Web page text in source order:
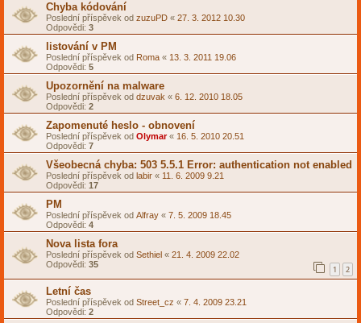
Chyba kódování
Poslední příspěvek od zuzuPD « 27. 3. 2012 10.30
Odpovědi: 3
listování v PM
Poslední příspěvek od Roma « 13. 3. 2011 19.06
Odpovědi: 5
Upozornění na malware
Poslední příspěvek od dzuvak « 6. 12. 2010 18.05
Odpovědi: 2
Zapomenuté heslo - obnovení
Poslední příspěvek od Olymar« 16. 5. 2010 20.51
Odpovědi: 7
Všeobecná chyba: 503 5.5.1 Error: authentication not enabled
Poslední příspěvek od labir « 11. 6. 2009 9.21
Odpovědi: 17
PM
Poslední příspěvek od Alfray « 7. 5. 2009 18.45
Odpovědi: 4
Nova lista fora
Poslední příspěvek od Sethiel « 21. 4. 2009 22.02
Odpovědi: 35 1 2
Letní čas
Poslední příspěvek od Street_cz « 7. 4. 2009 23.21
Odpovědi: 2